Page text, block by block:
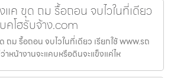
ค ขุด ถม รื้อถอน จบไวในที่เดียว
คโฮรับจ้าง.com
ม รื้อถอน จบไวในที่เดียว เรียกใช้ www.รถ
หน้างานจะแคบหรือดินจะแข็งแค่ไห